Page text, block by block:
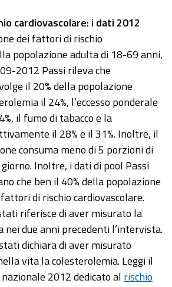
cardiovascolare: i dati 2012
dei fattori di rischio
popolazione adulta di 18-69 anni,
2012 Passi rileva che
il 20% della popolazione
il 24%, l’eccesso ponderale
il fumo di tabacco e la
il 28% e il 31%. Inoltre, il
consuma meno di 5 porzioni di
Inoltre, i dati di pool Passi
che ben il 40% della popolazione
di rischio cardiovascolare.
riferisce di aver misurato la
nei due anni precedenti l’intervista.
dichiara di aver misurato
vita la colesterolemia. Leggi il
2012 dedicato al rischio